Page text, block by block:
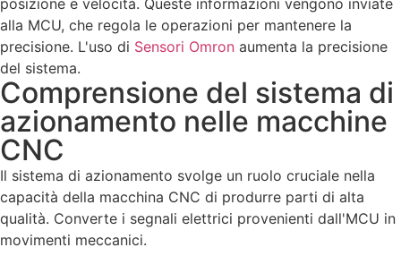
alla MCU, che regola le operazioni per mantenere la
precisione. L'uso di Sensori Omron aumenta la precisione
del sistema.
Comprensione del sistema di
azionamento nelle macchine
CNC
Il sistema di azionamento svolge un ruolo cruciale nella
capacità della macchina CNC di produrre parti di alta
qualità. Converte i segnali elettrici provenienti dall'MCU in
movimenti meccanici.